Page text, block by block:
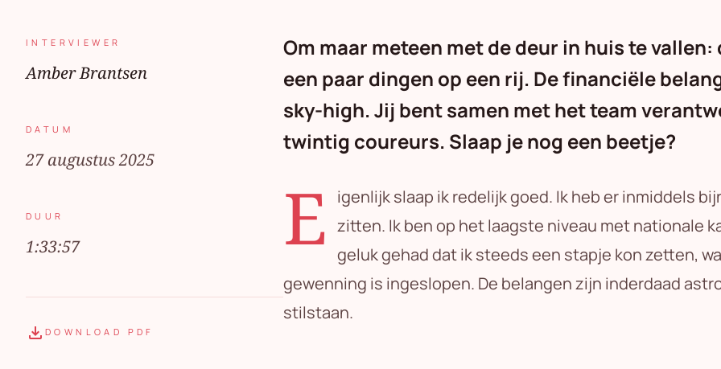
INTERVIEWER
Amber Brantsen
DATUM
27 augustus 2025
DUUR
1:33:57
download DOWNLOAD PDF
Om maar meteen met de deur in huis te
een paar dingen op een rij. De financiële
sky-high. Jij bent samen met het team
twintig coureurs. Slaap je nog een beetje?
E
igenlijk slaap ik redelijk goed. Ik heb er inmiddels
zitten. Ik ben op het laagste niveau met nationale
geluk gehad dat ik steeds een stapje kon zetten,
gewenning is ingeslopen. De belangen zijn inderdaad
stilstaan.